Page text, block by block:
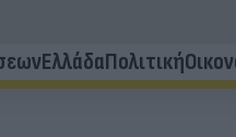
ΕλλάδαΠολιτική